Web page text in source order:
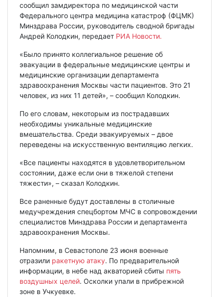
сообщил замдиректора по медицинской части
Федерального центра медицина катастроф (ФЦМК)
Минздрава России, руководитель сводной бригады
Андрей Колодкин, передает РИА Новости.
«Было принято коллегиальное решение об
эвакуации в федеральные медицинские центры и
медицинские организации департамента
здравоохранения Москвы части пациентов. Это 21
человек, из них 11 детей», – сообщил Колодкин.
По его словам, некоторым из пострадавших
необходимы уникальные медицинские
вмешательства. Среди эвакуируемых – двое
переведены на искусственную вентиляцию легких.
«Все пациенты находятся в удовлетворительном
состоянии, даже если они в тяжелой степени
тяжести», – сказал Колодкин.
Все раненные будут доставлены в столичные
медучреждения спецбортом МЧС в сопровождении
специалистов Минздрава России и департамента
здравоохранения Москвы.
Напомним, в Севастополе 23 июня военные
отразили ракетную атаку. По предварительной
информации, в небе над акваторией сбиты пять
воздушных целей. Осколки упали в прибрежной
зоне в Учкуевке.